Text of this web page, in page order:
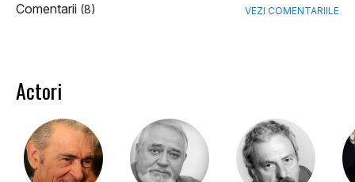
Comentarii (8) VEZI COMENTARIILE
Actori